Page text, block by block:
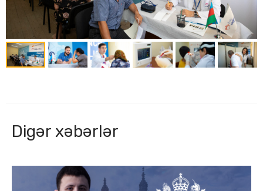
Digər xəbərlər